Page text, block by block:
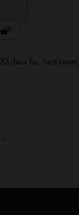
XS, faux fur, hard